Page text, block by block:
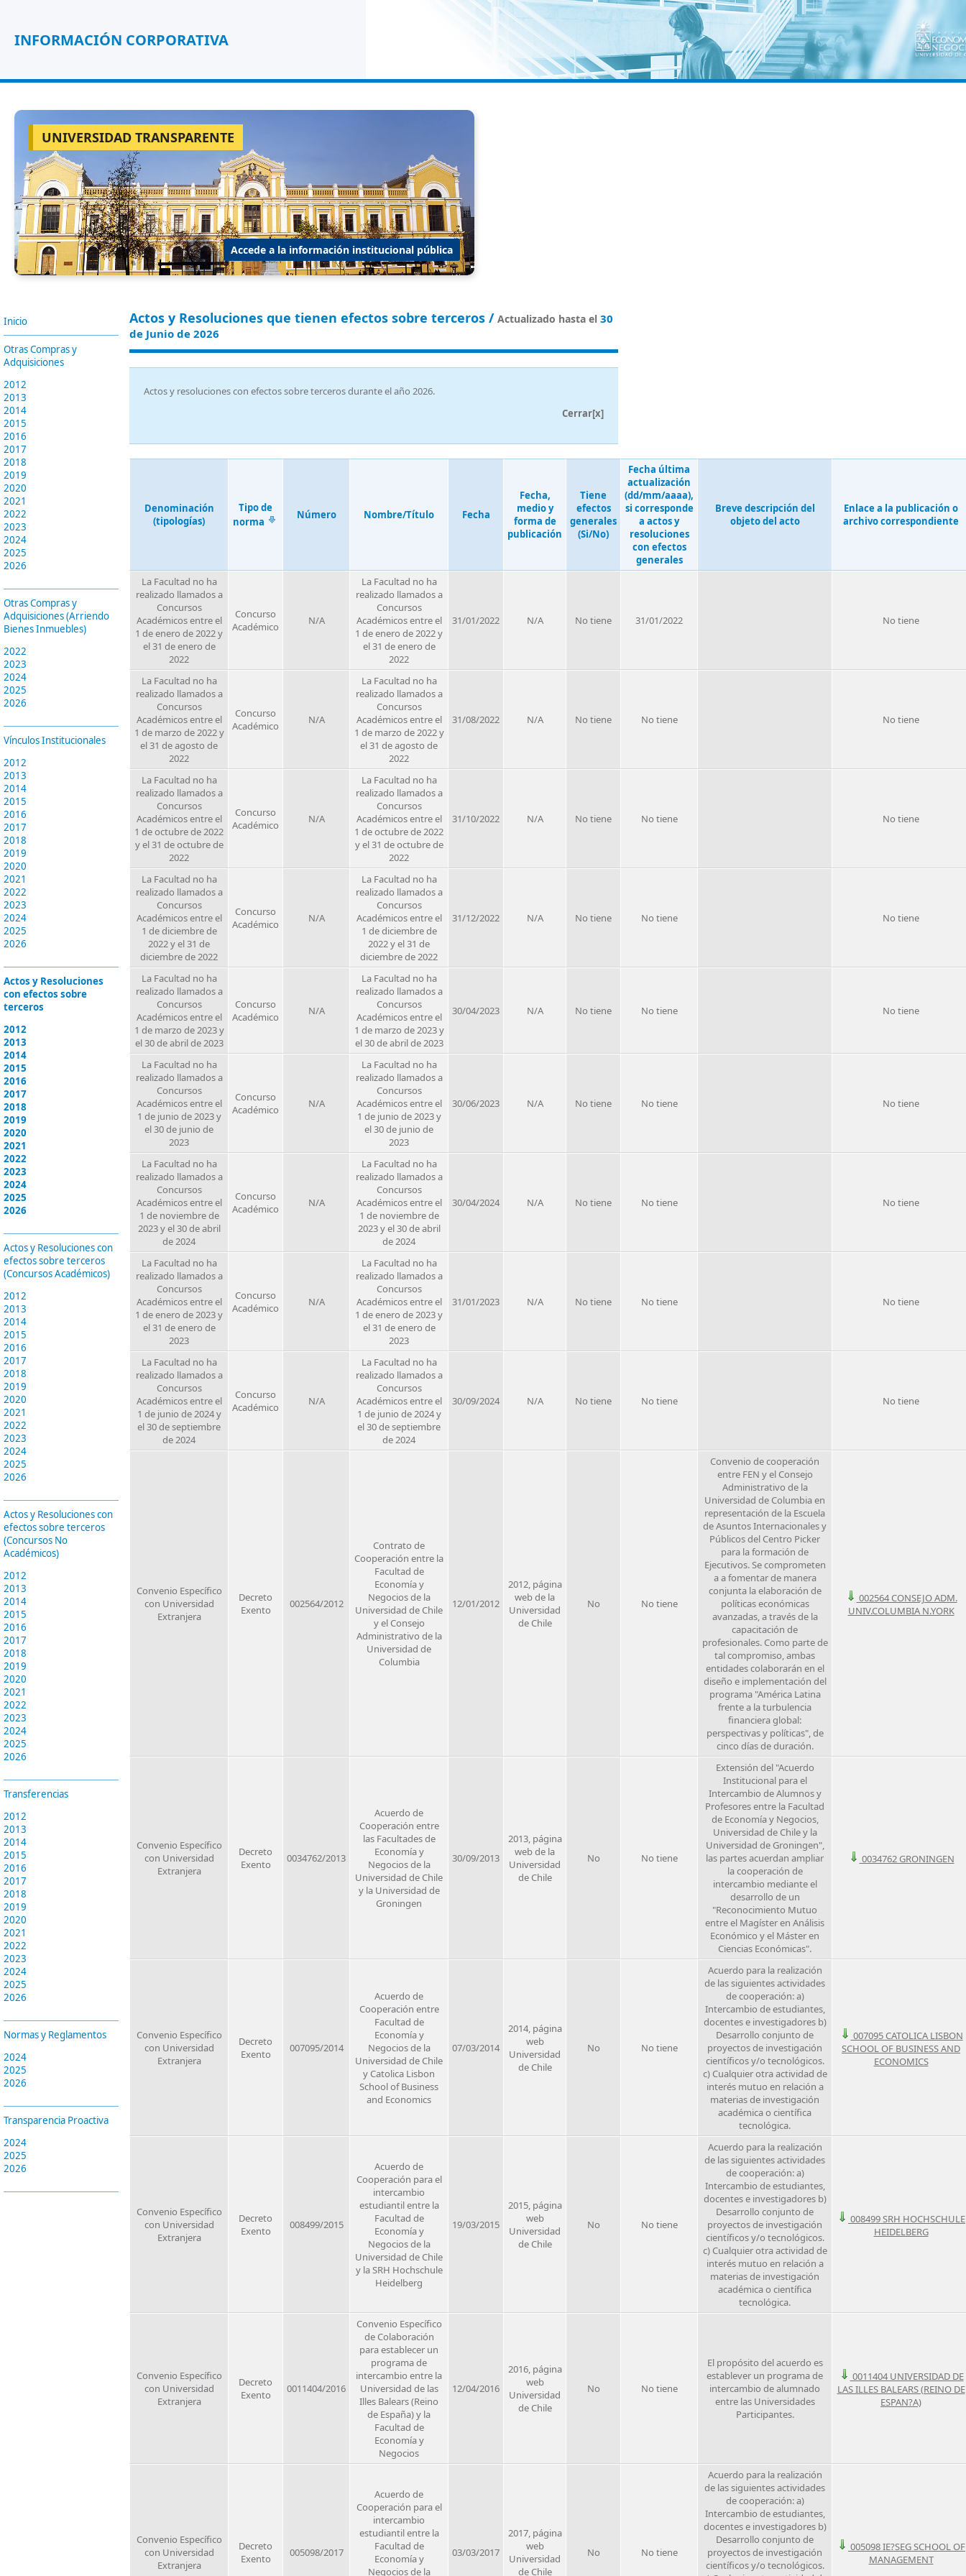
INFORMACIÓN CORPORATIVA
UNIVERSIDAD TRANSPARENTE
Accede a la información institucional pública
Inicio
Otras Compras y
Adquisiciones
2012
2013
2014
2015
2016
2017
2018
2019
2020
2021
2022
2023
2024
2025
2026
Otras Compras y
Adquisiciones (Arriendo
Bienes Inmuebles)
2022
2023
2024
2025
2026
Vínculos Institucionales
2012
2013
2014
2015
2016
2017
2018
2019
2020
2021
2022
2023
2024
2025
2026
Actos y Resoluciones
con efectos sobre
terceros
2012
2013
2014
2015
2016
2017
2018
2019
2020
2021
2022
2023
2024
2025
2026
Actos y Resoluciones con
efectos sobre terceros
(Concursos Académicos)
2012
2013
2014
2015
2016
2017
2018
2019
2020
2021
2022
2023
2024
2025
2026
Actos y Resoluciones con
efectos sobre terceros
(Concursos No
Académicos)
2012
2013
2014
2015
2016
2017
2018
2019
2020
2021
2022
2023
2024
2025
2026
Transferencias
2012
2013
2014
2015
2016
2017
2018
2019
2020
2021
2022
2023
2024
2025
2026
Normas y Reglamentos
2024
2025
2026
Transparencia Proactiva
2024
2025
2026
Actos y Resoluciones que tienen efectos sobre terceros / Actualizado hasta el 30
de Junio de 2026
Actos y resoluciones con efectos sobre terceros durante el año 2026.
Cerrar[x]
Denominación
(tipologías)
Tipo de
norma
Número Nombre/Título Fecha
Fecha,
medio y
forma de
publicación
Tiene
efectos
generales
(Si/No)
Fecha última
actualización
(dd/mm/aaaa),
si corresponde
a actos y
resoluciones
con efectos
generales
Breve descripción del
objeto del acto
Enlace a la publicación o
archivo correspondiente
La Facultad no ha
realizado llamados a
Concursos
Académicos entre el
1 de enero de 2022 y
el 31 de enero de
2022
Concurso
Académico
N/A
La Facultad no ha
realizado llamados a
Concursos
Académicos entre el
1 de enero de 2022 y
el 31 de enero de
2022
31/01/2022 N/A No tiene 31/01/2022 No tiene
La Facultad no ha
realizado llamados a
Concursos
Académicos entre el
1 de marzo de 2022 y
el 31 de agosto de
2022
Concurso
Académico
N/A
La Facultad no ha
realizado llamados a
Concursos
Académicos entre el
1 de marzo de 2022 y
el 31 de agosto de
2022
31/08/2022 N/A No tiene No tiene No tiene
La Facultad no ha
realizado llamados a
Concursos
Académicos entre el
1 de octubre de 2022
y el 31 de octubre de
2022
Concurso
Académico
N/A
La Facultad no ha
realizado llamados a
Concursos
Académicos entre el
1 de octubre de 2022
y el 31 de octubre de
2022
31/10/2022 N/A No tiene No tiene No tiene
La Facultad no ha
realizado llamados a
Concursos
Académicos entre el
1 de diciembre de
2022 y el 31 de
diciembre de 2022
Concurso
Académico
N/A
La Facultad no ha
realizado llamados a
Concursos
Académicos entre el
1 de diciembre de
2022 y el 31 de
diciembre de 2022
31/12/2022 N/A No tiene No tiene No tiene
La Facultad no ha
realizado llamados a
Concursos
Académicos entre el
1 de marzo de 2023 y
el 30 de abril de 2023
Concurso
Académico
N/A
La Facultad no ha
realizado llamados a
Concursos
Académicos entre el
1 de marzo de 2023 y
el 30 de abril de 2023
30/04/2023 N/A No tiene No tiene No tiene
La Facultad no ha
realizado llamados a
Concursos
Académicos entre el
1 de junio de 2023 y
el 30 de junio de
2023
Concurso
Académico
N/A
La Facultad no ha
realizado llamados a
Concursos
Académicos entre el
1 de junio de 2023 y
el 30 de junio de
2023
30/06/2023 N/A No tiene No tiene No tiene
La Facultad no ha
realizado llamados a
Concursos
Académicos entre el
1 de noviembre de
2023 y el 30 de abril
de 2024
Concurso
Académico
N/A
La Facultad no ha
realizado llamados a
Concursos
Académicos entre el
1 de noviembre de
2023 y el 30 de abril
de 2024
30/04/2024 N/A No tiene No tiene No tiene
La Facultad no ha
realizado llamados a
Concursos
Académicos entre el
1 de enero de 2023 y
el 31 de enero de
2023
Concurso
Académico
N/A
La Facultad no ha
realizado llamados a
Concursos
Académicos entre el
1 de enero de 2023 y
el 31 de enero de
2023
31/01/2023 N/A No tiene No tiene No tiene
La Facultad no ha
realizado llamados a
Concursos
Académicos entre el
1 de junio de 2024 y
el 30 de septiembre
de 2024
Concurso
Académico
N/A
La Facultad no ha
realizado llamados a
Concursos
Académicos entre el
1 de junio de 2024 y
el 30 de septiembre
de 2024
30/09/2024 N/A No tiene No tiene No tiene
Convenio Específico
con Universidad
Extranjera
Decreto
Exento
002564/2012
Contrato de
Cooperación entre la
Facultad de
Economía y
Negocios de la
Universidad de Chile
y el Consejo
Administrativo de la
Universidad de
Columbia
12/01/2012
2012, página
web de la
Universidad
de Chile
No No tiene
Convenio de cooperación
entre FEN y el Consejo
Administrativo de la
Universidad de Columbia en
representación de la Escuela
de Asuntos Internacionales y
Públicos del Centro Picker
para la formación de
Ejecutivos. Se comprometen
a a fomentar de manera
conjunta la elaboración de
políticas económicas
avanzadas, a través de la
capacitación de
profesionales. Como parte de
tal compromiso, ambas
entidades colaborarán en el
diseño e implementación del
programa "América Latina
frente a la turbulencia
financiera global:
perspectivas y políticas", de
cinco días de duración.
002564 CONSEJO ADM.
UNIV.COLUMBIA N.YORK
Convenio Específico
con Universidad
Extranjera
Decreto
Exento
0034762/2013
Acuerdo de
Cooperación entre
las Facultades de
Economía y
Negocios de la
Universidad de Chile
y la Universidad de
Groningen
30/09/2013
2013, página
web de la
Universidad
de Chile
No No tiene
Extensión del "Acuerdo
Institucional para el
Intercambio de Alumnos y
Profesores entre la Facultad
de Economía y Negocios,
Universidad de Chile y la
Universidad de Groningen",
las partes acuerdan ampliar
la cooperación de
intercambio mediante el
desarrollo de un
"Reconocimiento Mutuo
entre el Magíster en Análisis
Económico y el Máster en
Ciencias Económicas".
0034762 GRONINGEN
Convenio Específico
con Universidad
Extranjera
Decreto
Exento
007095/2014
Acuerdo de
Cooperación entre
Facultad de
Economía y
Negocios de la
Universidad de Chile
y Catolica Lisbon
School of Business
and Economics
07/03/2014
2014, página
web
Universidad
de Chile
No No tiene
Acuerdo para la realización
de las siguientes actividades
de cooperación: a)
Intercambio de estudiantes,
docentes e investigadores b)
Desarrollo conjunto de
proyectos de investigación
científicos y/o tecnológicos.
c) Cualquier otra actividad de
interés mutuo en relación a
materias de investigación
académica o científica
tecnológica.
007095 CATOLICA LISBON
SCHOOL OF BUSINESS AND
ECONOMICS
Convenio Específico
con Universidad
Extranjera
Decreto
Exento
008499/2015
Acuerdo de
Cooperación para el
intercambio
estudiantil entre la
Facultad de
Economía y
Negocios de la
Universidad de Chile
y la SRH Hochschule
Heidelberg
19/03/2015
2015, página
web
Universidad
de Chile
No No tiene
Acuerdo para la realización
de las siguientes actividades
de cooperación: a)
Intercambio de estudiantes,
docentes e investigadores b)
Desarrollo conjunto de
proyectos de investigación
científicos y/o tecnológicos.
c) Cualquier otra actividad de
interés mutuo en relación a
materias de investigación
académica o científica
tecnológica.
008499 SRH HOCHSCHULE
HEIDELBERG
Convenio Específico
con Universidad
Extranjera
Decreto
Exento
0011404/2016
Convenio Específico
de Colaboración
para establecer un
programa de
intercambio entre la
Universidad de las
Illes Balears (Reino
de España) y la
Facultad de
Economía y
Negocios
12/04/2016
2016, página
web
Universidad
de Chile
No No tiene
El propósito del acuerdo es
establever un programa de
intercambio de alumnado
entre las Universidades
Participantes.
0011404 UNIVERSIDAD DE
LAS ILLES BALEARS (REINO DE
ESPAN?A)
Convenio Específico
con Universidad
Extranjera
Decreto
Exento
005098/2017
Acuerdo de
Cooperación para el
intercambio
estudiantil entre la
Facultad de
Economía y
Negocios de la
03/03/2017
2017, página
web
Universidad
de Chile
No No tiene
Acuerdo para la realización
de las siguientes actividades
de cooperación: a)
Intercambio de estudiantes,
docentes e investigadores b)
Desarrollo conjunto de
proyectos de investigación
científicos y/o tecnológicos.
005098 IE?SEG SCHOOL OF
MANAGEMENT